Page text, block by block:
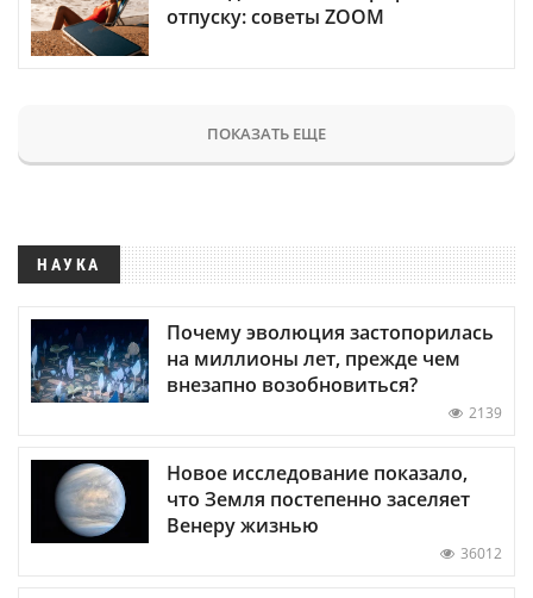
отпуску: советы ZOOM
ПОКАЗАТЬ ЕЩЕ
НАУКА
Почему эволюция застопорилась
на миллионы лет, прежде чем
внезапно возобновиться?
2139
Новое исследование показало,
что Земля постепенно заселяет
Венеру жизнью
36012